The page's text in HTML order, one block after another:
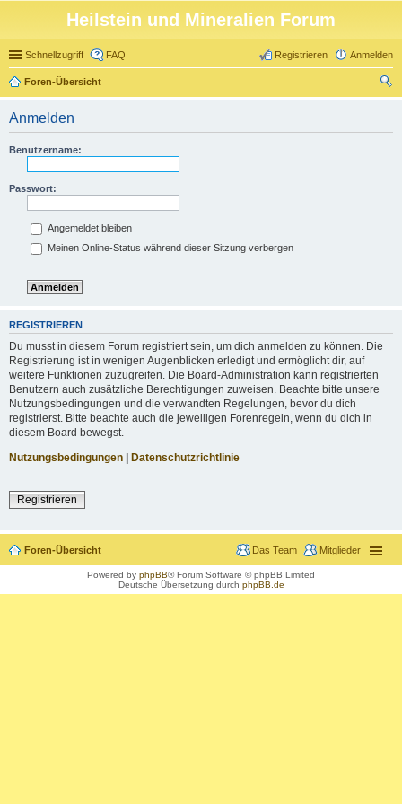
Heilstein und Mineralien Forum
Schnellzugriff FAQ Anmelden
Registrieren
Foren-Übersicht
Anmelden
Benutzername:
Passwort:
Angemeldet bleiben
Meinen Online-Status während dieser Sitzung verbergen
REGISTRIEREN
Du musst in diesem Forum registriert sein, um dich anmelden zu können. Die
Registrierung ist in wenigen Augenblicken erledigt und ermöglicht dir, auf
weitere Funktionen zuzugreifen. Die Board-Administration kann registrierten
Benutzern auch zusätzliche Berechtigungen zuweisen. Beachte bitte unsere
Nutzungsbedingungen und die verwandten Regelungen, bevor du dich
registrierst. Bitte beachte auch die jeweiligen Forenregeln, wenn du dich in
diesem Board bewegst.
Nutzungsbedingungen | Datenschutzrichtlinie
Registrieren
Foren-Übersicht Mitglieder
Das Team
Powered by phpBB® Forum Software © phpBB Limited
Deutsche Übersetzung durch phpBB.de